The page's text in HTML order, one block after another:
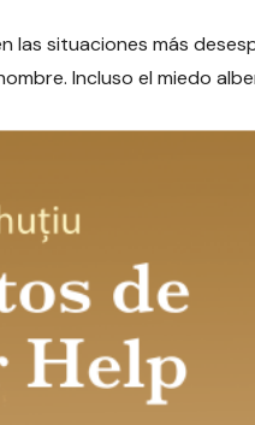
las situaciones más
Incluso el miedo